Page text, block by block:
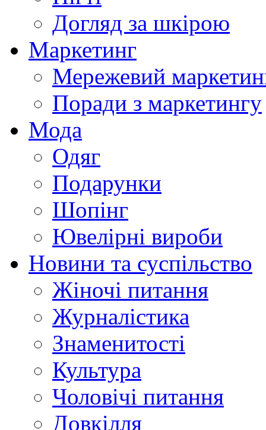
Догляд за шкірою
Маркетинг
Мережевий
Поради з маркетингу
Мода
Одяг
Подарунки
Шопінг
Ювелірні вироби
Новини та суспільство
Жіночі питання
Журналістика
Знаменитості
Культура
Чоловічі питання
Довкілля